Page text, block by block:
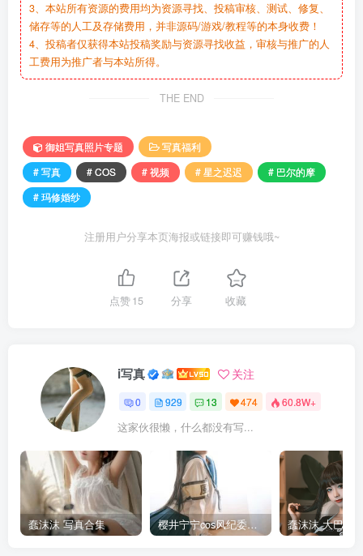
3、本站所有资源的费用均为资源寻找、投稿审核、测试、修复、
储存等的人工及存储费用，并非源码/游戏/教程等的本身收费！
4、投稿者仅获得本站投稿奖励与资源寻找收益，审核与推广的人
工费用为推广者与本站所得。
THE END
御姐写真照片专题
写真福利
# 写真
# COS # 视频 # 星之迟迟
# 巴尔的摩
# 玛修婚纱
注册用户分享本页海报或链接即可赚钱哦~
点赞15 分享 收藏
i写真 关注
0 929 13 474 60.8W+
这家伙很懒，什么都没有写...
蠢沫沫 写真合集 樱井宁宁cos风纪委员写真套图